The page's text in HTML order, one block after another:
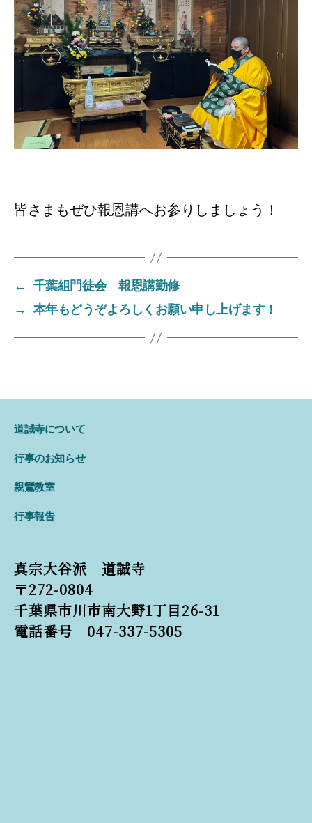
皆さまもぜひ報恩講へお参りしましょう！
←
千葉組門徒会 報恩講勤修
→
本年もどうぞよろしくお願い申し上げます！
道誠寺について
行事のお知らせ
親鸞教室
行事報告
真宗大谷派 道誠寺
〒272-0804
千葉県市川市南大野1丁目26-31
電話番号 047-337-5305